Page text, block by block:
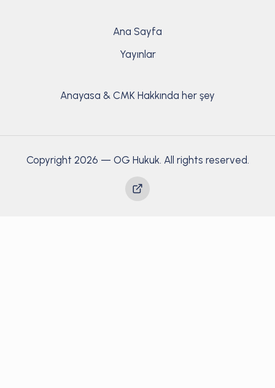
Ana Sayfa
Yayınlar
Anayasa & CMK Hakkında her şey
Copyright 2026 — OG Hukuk. All rights reserved.
Yayınlar